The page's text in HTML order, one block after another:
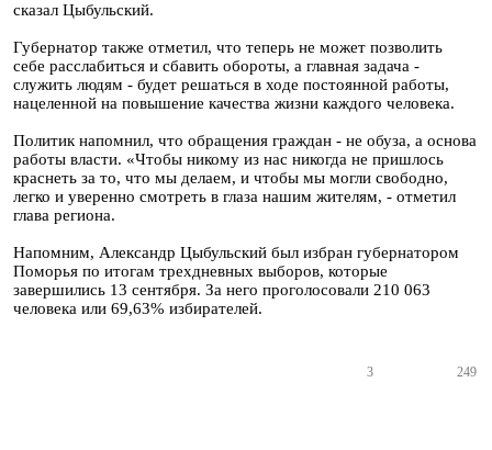
сказал Цыбульский.
Губернатор также отметил, что теперь не может позволить
себе расслабиться и сбавить обороты, а главная задача -
служить людям - будет решаться в ходе постоянной работы,
нацеленной на повышение качества жизни каждого человека.
Политик напомнил, что обращения граждан - не обуза, а основа
работы власти. «Чтобы никому из нас никогда не пришлось
краснеть за то, что мы делаем, и чтобы мы могли свободно,
легко и уверенно смотреть в глаза нашим жителям, - отметил
глава региона.
Напомним, Александр Цыбульский был избран губернатором
Поморья по итогам трехдневных выборов, которые
завершились 13 сентября. За него проголосовали 210 063
человека или 69,63% избирателей.
3 249